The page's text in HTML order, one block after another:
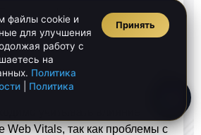
и prerendering зависит от
SSR лучше подходит для
который меняется часто,
эффективен для статичных
страниц.
Web Vitals, так как проблемы с
файлы cookie и
для улучшения
работу с
на
Политика
Политика
Принять